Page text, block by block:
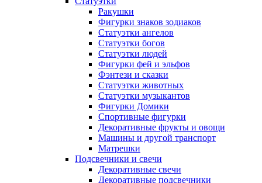
Ракушки
Фигурки знаков зодиаков
Статуэтки ангелов
Статуэтки богов
Статуэтки людей
Фигурки фей и эльфов
Фэнтези и сказки
Статуэтки животных
Статуэтки музыкантов
Фигурки Домики
Спортивные фигурки
Декоративные фрукты и овощи
Машины и другой транспорт
Матрешки
Подсвечники и свечи
Декоративные свечи
Декоративные подсвечники